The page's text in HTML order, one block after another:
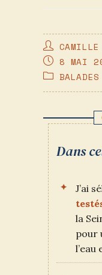
AUTEUR/
DE
LA
CAMILLE
PUBLIÉE :
8 MAI
POST
Dans
J’ai
la
pour